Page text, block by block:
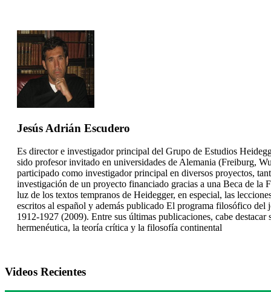
Jesús Adrián Escudero
Es director e investigador principal del Grupo de Estudios
sido profesor invitado en universidades de Alemania (Freiburg,
participado como investigador principal en diversos proyectos,
investigación de un proyecto financiado gracias a una Beca de
luz de los textos tempranos de Heidegger, en especial, las
escritos al español y además publicado El programa filosófico
1912-1927 (2009). Entre sus últimas publicaciones, cabe
hermenéutica, la teoría crítica y la filosofía continental
Videos Recientes